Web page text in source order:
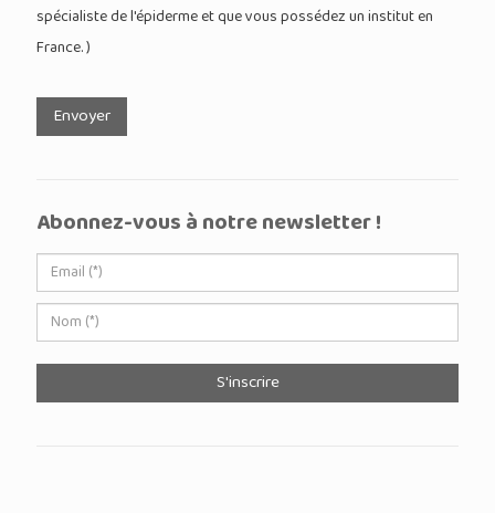
spécialiste de l'épiderme et que vous possédez un institut en
France. )
Envoyer
Abonnez-vous à notre newsletter !